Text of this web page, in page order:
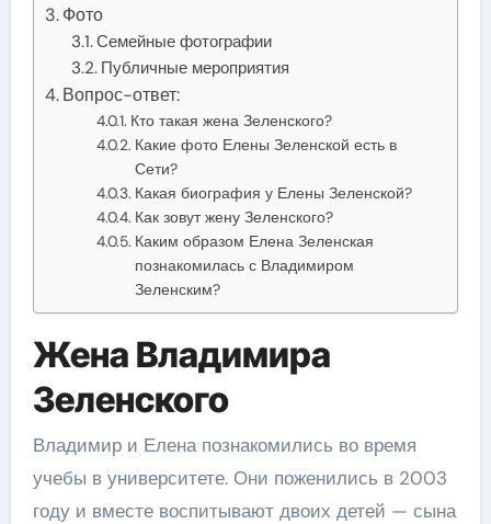
Фото
Семейные фотографии
Публичные мероприятия
Вопрос-ответ:
Кто такая жена Зеленского?
Какие фото Елены Зеленской есть в
Сети?
Какая биография у Елены Зеленской?
Как зовут жену Зеленского?
Каким образом Елена Зеленская
познакомилась с Владимиром
Зеленским?
Жена Владимира
Зеленского
Владимир и Елена познакомились во время
учебы в университете. Они поженились в 2003
году и вместе воспитывают двоих детей — сына